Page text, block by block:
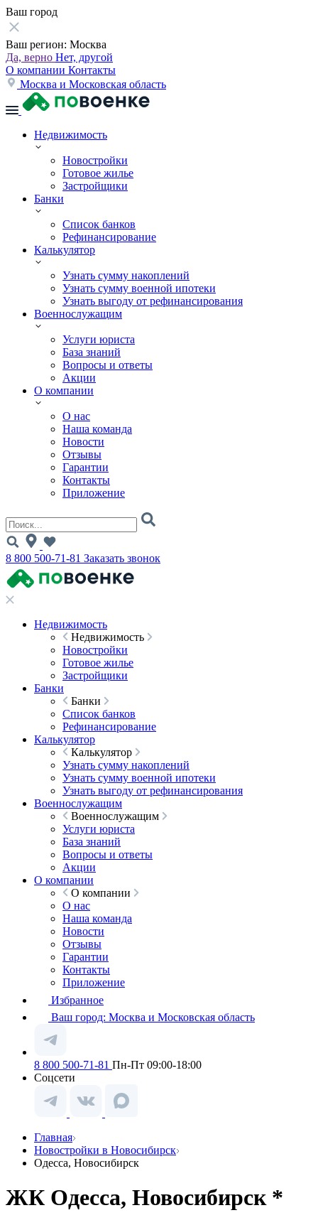
Ваш город
Ваш регион: Москва
Да, верно Нет, другой
О компании Контакты
Москва и Московская область
Недвижимость
Новостройки
Готовое жилье
Застройщики
Банки
Список банков
Рефинансирование
Калькулятор
Узнать сумму накоплений
Узнать сумму военной ипотеки
Узнать выгоду от рефинансирования
Военнослужащим
Услуги юриста
База знаний
Вопросы и ответы
Акции
О компании
О нас
Наша команда
Новости
Отзывы
Гарантии
Контакты
Приложение
8 800 500-71-81 Заказать звонок
Недвижимость
Недвижимость
Новостройки
Готовое жилье
Застройщики
Банки
Банки
Список банков
Рефинансирование
Калькулятор
Калькулятор
Узнать сумму накоплений
Узнать сумму военной ипотеки
Узнать выгоду от рефинансирования
Военнослужащим
Военнослужащим
Услуги юриста
База знаний
Вопросы и ответы
Акции
О компании
О компании
О нас
Наша команда
Новости
Отзывы
Гарантии
Контакты
Приложение
Избранное
Ваш город: Москва и Московская область
8 800 500-71-81 Пн-Пт 09:00-18:00
Соцсети
Главная
Новостройки в Новосибирск
Одесса, Новосибирск
ЖК Одесса, Новосибирск *